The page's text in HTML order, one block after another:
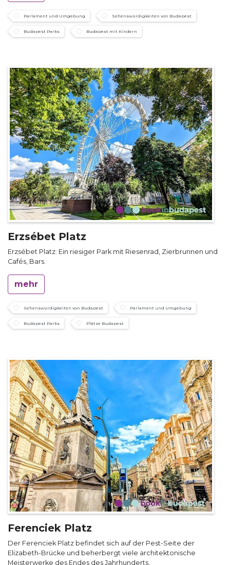
Parlament und Umgebung Sehenswürdigkeiten von Budapest
Budapest Parks Budapest mit Kindern
Erzsébet Platz
Erzsébet Platz: Ein riesiger Park mit Riesenrad, Zierbrunnen und
Cafés, Bars.
mehr
Sehenswürdigkeiten von Budapest Parlament und Umgebung
Budapest Parks Plätze Budapest
Ferenciek Platz
Der Ferenciek Platz befindet sich auf der Pest-Seite der
Elizabeth-Brücke und beherbergt viele architektonische
Meisterwerke des Endes des Jahrhunderts.